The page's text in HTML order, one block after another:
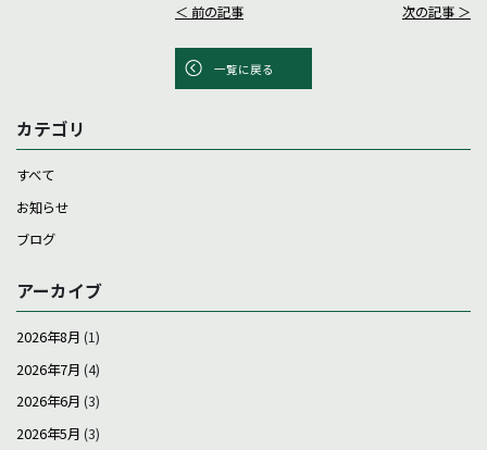
＜ 前の記事 次の記事 ＞
一覧に戻る
カテゴリ
すべて
お知らせ
ブログ
アーカイブ
2026年8月 (1)
2026年7月 (4)
2026年6月 (3)
2026年5月 (3)